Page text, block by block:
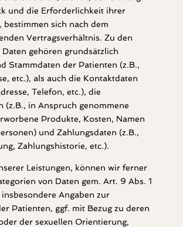
und die Erforderlichkeit ihrer
bestimmen sich nach dem
Vertragsverhältnis. Zu den
gehören grundsätzlich
Stammdaten der Patienten (z.B.,
etc.), als auch die Kontaktdaten
Telefon, etc.), die
(z.B., in Anspruch genommene
Produkte, Kosten, Namen
und Zahlungsdaten (z.B.,
Zahlungshistorie, etc.).
Leistungen, können wir ferner
von Daten gem. Art. 9 Abs. 1
Angaben zur
Patienten, ggf. mit Bezug zu deren
der sexuellen Orientierung,